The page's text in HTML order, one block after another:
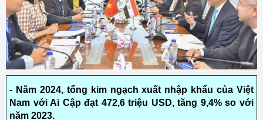
- Năm 2024, tổng kim ngạch xuất nhập khẩu của Việt
Nam với Ai Cập đạt 472,6 triệu USD, tăng 9,4% so với
năm 2023.